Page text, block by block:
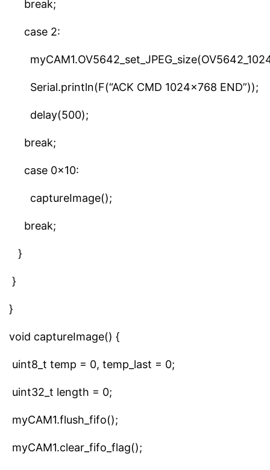
break;
case 2:
Serial.println(F(“ACK CMD 1024×768 END”));
delay(500);
break;
case 0x10:
captureImage();
break;
}
}
}
void captureImage() {
uint8_t temp = 0, temp_last = 0;
uint32_t length = 0;
myCAM1.flush_fifo();
myCAM1.clear_fifo_flag();